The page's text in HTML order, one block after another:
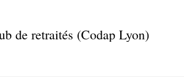
de retraités (Codap Lyon)